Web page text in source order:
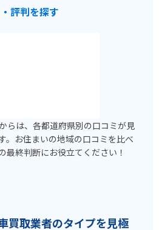
評判を探す
らは、各都道府県別の口コミが見
。お住まいの地域の口コミを比べ
最終判断にお役立てください！
買取業者のタイプを見極